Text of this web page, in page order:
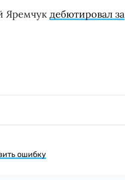
Яремчук дебютировал за
ошибку